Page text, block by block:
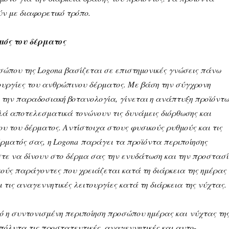
με διαφορετικό τρόπο.
του δέρματος
της Logona βασίζεται σε επιστημονικές γνώσεις πάνω
του ανθρώπινου δέρματος. Με βάση την σύγχρονη
παραδοσιακή βοτανολογία, γίνεται η ανάπτυξη
αποτελεσματικά τονώνουν τις δυνάμεις διόρθωσης και
του δέρματος. Αντίστοιχα στους φυσικούς ρυθμούς και τις
σας, η Logona παράγει τα προϊόντα περιποίησης
να δίνουν στο δέρμα σας την ενυδάτωση και την
παράγοντες που χρειάζεται κατά τη διάρκεια της ημέρας
τις αναγεννητικές λειτουργίες κατά τη διάρκεια της νύχτας.
συντονισμένη περιποίηση προσώπου ημέρας και νύχτας της